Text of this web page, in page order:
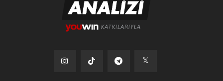
Tiktok